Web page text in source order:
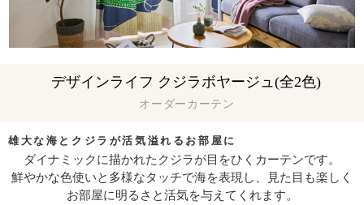
雄大な海とクジラが活気溢れるお部屋に
オーダーカーテン
デザインライフ クジラボヤージュ(全2色)
ダイナミックに描かれたクジラが目をひくカーテンです。
鮮やかな色使いと多様なタッチで海を表現し、見た目も楽しく
お部屋に明るさと活気を与えてくれます。